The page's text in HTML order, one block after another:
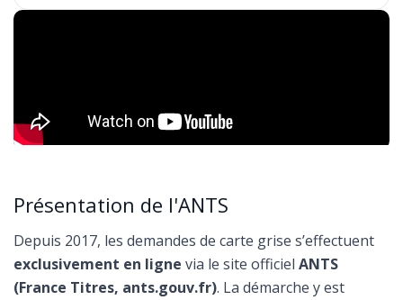
Présentation de l'ANTS
Depuis 2017, les demandes de carte grise s’effectuent
exclusivement en ligne via le site officiel ANTS
(France Titres, ants.gouv.fr). La démarche y est